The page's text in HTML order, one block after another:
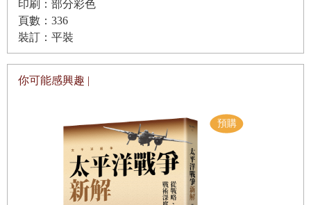
得配合必要的工具才能真正帶來改變，那就是帶有籌碼的對
話和談判。就算外交談判失敗了，境況變得混亂或進度因為
衝突而停滯，最終能突破困境的也一定是外交。我認為人們
低估了外交的重要，事實上它是處理國際關係最強大的「武
歐盟並不是像美國、俄國和中國那樣的傳統強國。歐盟設立
的外交政策機構，歐盟對外事務部，就將歐盟執委會和歐盟
理事會的資源整合成新的混合體系，鞏固共同外交政策，也
運用自身的經濟影響力作為軟實力工具。
印刷：部分彩色
頁數：336
裝訂：平裝
你可能感興趣 |